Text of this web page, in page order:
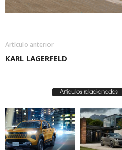
Artículo anterior
KARL LAGERFELD
Artículos relacionados